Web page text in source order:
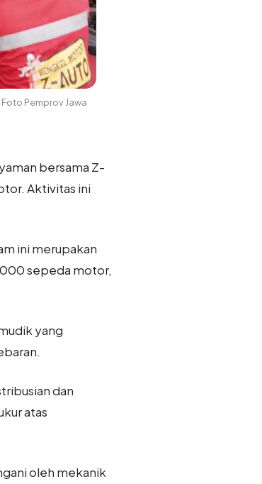
Pemprov Jawa
bersama Z-
Aktivitas ini
ini merupakan
sepeda motor,
yang
dan
atas
oleh mekanik